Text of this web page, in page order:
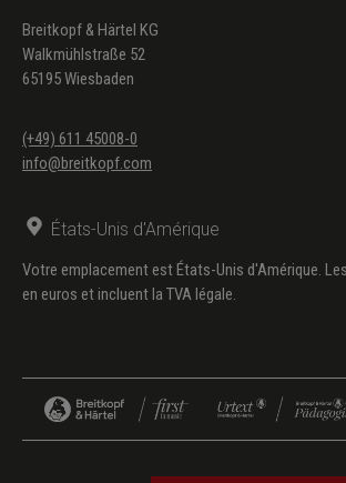
Breitkopf & Härtel KG
Walkmühlstraße 52
65195 Wiesbaden
(+49) 611 45008-0
info@breitkopf.com
États-Unis d'Amérique
Votre emplacement est États-Unis d'Amérique.
en euros et incluent la TVA légale.